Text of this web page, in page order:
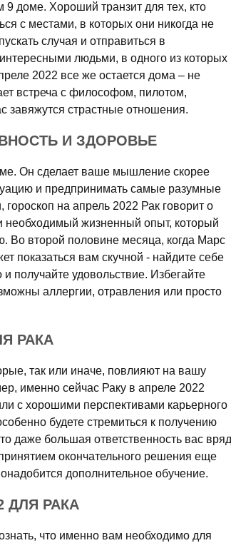
доме. Хороший транзит для тех, кто
с местами, в которых они никогда не
случая и отправиться в
людьми, в одного из которых
2022 все же остается дома – не
встреча с философом, пилотом,
завяжутся страстные отношения.
И ЗДОРОВЬЕ
Он сделает ваше мышление скорее
и предпринимать самые разумные
на апрель 2022 Рак говорит о
необходимый жизненный опыт, который
Во второй половине месяца, когда Марс
показаться вам скучной - найдите себе
и получайте удовольствие. Избегайте
аллергии, отравления или просто
РАКА
так или иначе, повлияют на вашу
именно сейчас Раку в апреле 2022
с хорошими перспективами карьерного
будете стремиться к получению
даже большая ответственность вас вряд
окончательного решения еще
дополнительное обучение.
ДЛЯ РАКА
что именно вам необходимо для